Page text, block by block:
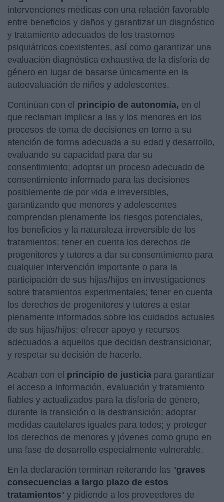
intervenciones médicas con una relación favorable
entre beneficios y daños y garantizar un diagnóstico
y tratamiento adecuados de los trastornos
psiquiátricos coexistentes, así como garantizar una
evaluación diagnóstica exhaustiva de la disforia de
género en lugar de basarse únicamente en la
autoevaluación de niños y adolescentes.
Continúan con el principio de autonomía, en el
que reclaman implicar a las y los menores en los
procesos de toma de decisiones en torno a su
atención de forma adecuada a su edad y desarrollo,
evaluando su capacidad para dar su
consentimiento; adoptar un proceso adecuado de
consentimiento informado para las decisiones
posiblemente de por vida e irreversibles,
garantizando que menores y adolescentes
comprendan plenamente los riesgos potenciales,
los beneficios y la naturaleza irreversible de los
tratamientos; tener en cuenta los derechos de
progenitores y tutores a dar su consentimiento para
cualquier intervención importante o para la
participación de sus hijas/hijos en investigaciones
sobre tratamientos experimentales; tener en cuenta
los derechos de progenitores y tutores a estar
plenamente informados sobre los cuidados actuales
de sus hijas/hijos; ofrecer apoyo y recursos
adecuados a aquellos que decidan destransicionar,
y respetar su decisión de hacerlo.
Acaban con el principio de justicia para garantizar
el acceso a información, evaluación y tratamiento
fiables y actualizados para la disforia de género,
durante la transición o la destransición; adoptar
medidas cautelares iguales para todos; y proteger
los derechos de menores y jóvenes como grupo en
una fase de desarrollo especialmente vulnerable.
En la declaración terminan reiterando las "graves
consecuencias a largo plazo de estos
tratamientos" y pidiendo a los proveedores de